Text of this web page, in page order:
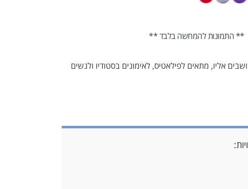
** התמונות להמחשה בלבד **
שיושבים אליו, מתאים לפילאטיס, לאימונים בסטודיו ולנשים